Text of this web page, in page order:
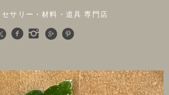
セサリー・材料・道具 専門店